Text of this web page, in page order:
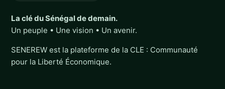
La clé du Sénégal de demain.
Un peuple • Une vision • Un avenir.
SENEREW est la plateforme de la CLE : Communauté
pour la Liberté Économique.